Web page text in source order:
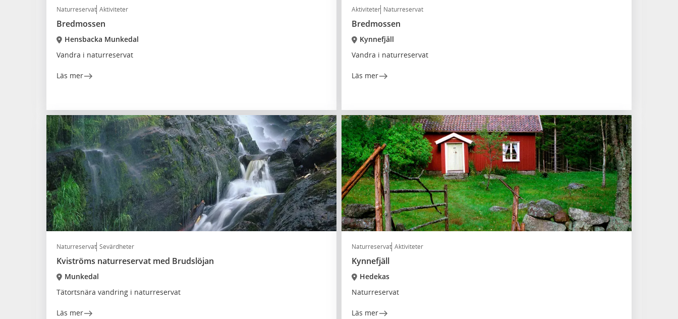
Naturreservat Aktiviteter
Bredmossen
Hensbacka Munkedal
Vandra i naturreservat
Läs mer
Aktiviteter Naturreservat
Bredmossen
Kynnefjäll
Vandra i naturreservat
Läs mer
Naturreservat Sevärdheter
Kviströms naturreservat med Brudslöjan
Munkedal
Tätortsnära vandring i naturreservat
Läs mer
Naturreservat Aktiviteter
Kynnefjäll
Hedekas
Naturreservat
Läs mer